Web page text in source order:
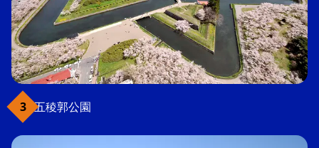
五稜郭公園